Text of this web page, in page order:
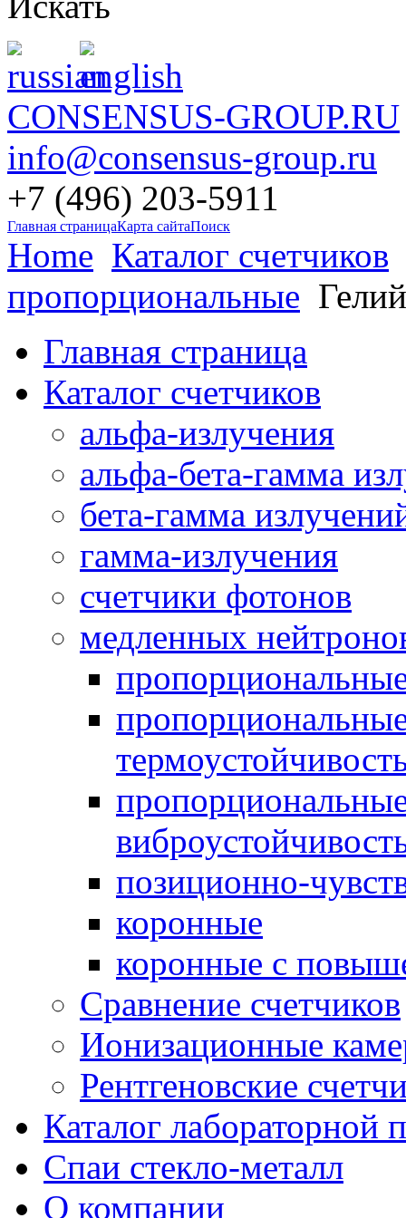
CONSENSUS-GROUP.RU
info@consensus-group.ru
+7 (496) 203-5911
Главная страницаКарта сайтаПоиск
Home Каталог счетчиков
пропорциональные
Главная страница
Каталог счетчиков
альфа-излучения
альфа-бета-гамма
бета-гамма
гамма-излучения
счетчики фотонов
медленных
позиционно-
коронные
коронные с
Сравнение счетчиков
Ионизационные
Рентгеновские
Каталог лабораторной
Спаи стекло-металл
О компании